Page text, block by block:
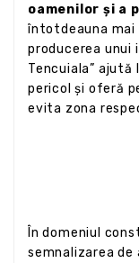
oamenilor și a
întotdeauna
producerea unui
Tencuiala” ajută
pericol și oferă
evita zona
În domeniul
semnalizarea